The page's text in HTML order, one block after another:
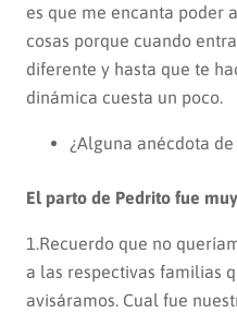
es que me encanta poder
cosas porque cuando
diferente y hasta que te
dinámica cuesta un poco.
¿Alguna anécdota
El parto de Pedrito fue
1.Recuerdo que no
a las respectivas familias
avisáramos. Cual fue